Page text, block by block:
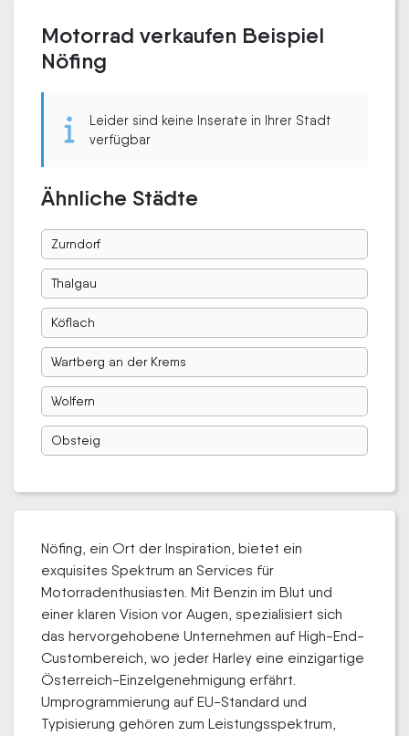
Motorrad verkaufen Beispiel
Nöfing
Leider sind keine Inserate in Ihrer Stadt
verfügbar
Ähnliche Städte
Zurndorf
Thalgau
Köflach
Wartberg an der Krems
Wolfern
Obsteig
Nöfing, ein Ort der Inspiration, bietet ein
exquisites Spektrum an Services für
Motorradenthusiasten. Mit Benzin im Blut und
einer klaren Vision vor Augen, spezialisiert sich
das hervorgehobene Unternehmen auf High-End-
Custombereich, wo jeder Harley eine einzigartige
Österreich-Einzelgenehmigung erfährt.
Umprogrammierung auf EU-Standard und
Typisierung gehören zum Leistungsspektrum,